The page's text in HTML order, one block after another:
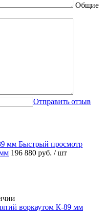
Общие
Отправить отзыв
Быстрый просмотр
196 880 руб. / шт